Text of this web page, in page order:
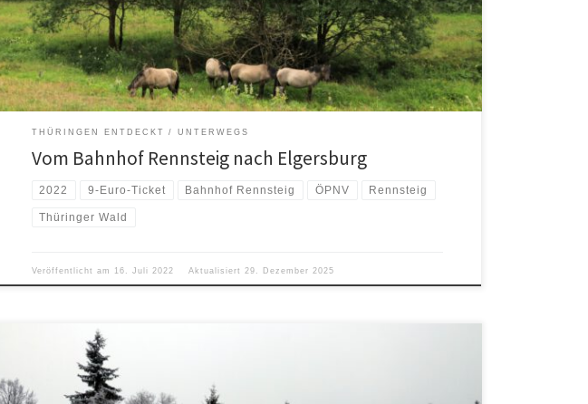
THÜRINGEN ENTDECKT UNTERWEGS
Vom Bahnhof Rennsteig nach Elgersburg
2022 9-Euro-Ticket Bahnhof Rennsteig ÖPNV Rennsteig
Thüringer Wald
Veröffentlicht am 16. Juli 2022 Aktualisiert 29. Dezember 2025